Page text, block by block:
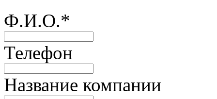
Ф.И.О.*
Телефон
Название компании